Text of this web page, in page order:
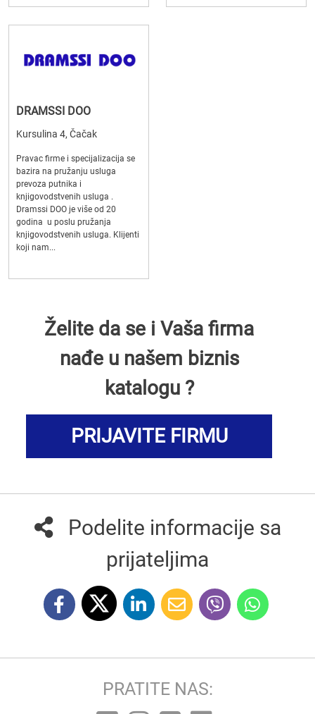
DRAMSSI DOO
Kursulina 4, Čačak
Pravac firme i specijalizacija se
bazira na pružanju usluga
prevoza putnika i
knjigovodstvenih usluga .
Dramssi DOO je više od 20
godina u poslu pružanja
knjigovodstvenih usluga. Klijenti
koji nam...
Želite da se i Vaša firma
nađe u našem biznis
katalogu ?
PRIJAVITE FIRMU
Podelite informacije sa
prijateljima
PRATITE NAS: